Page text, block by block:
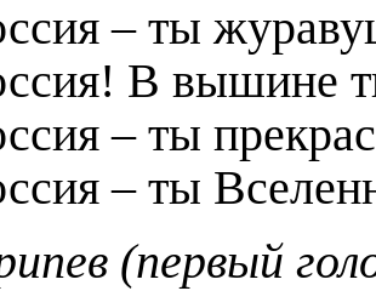
– ты
В вышине
– ты
– ты
(первый